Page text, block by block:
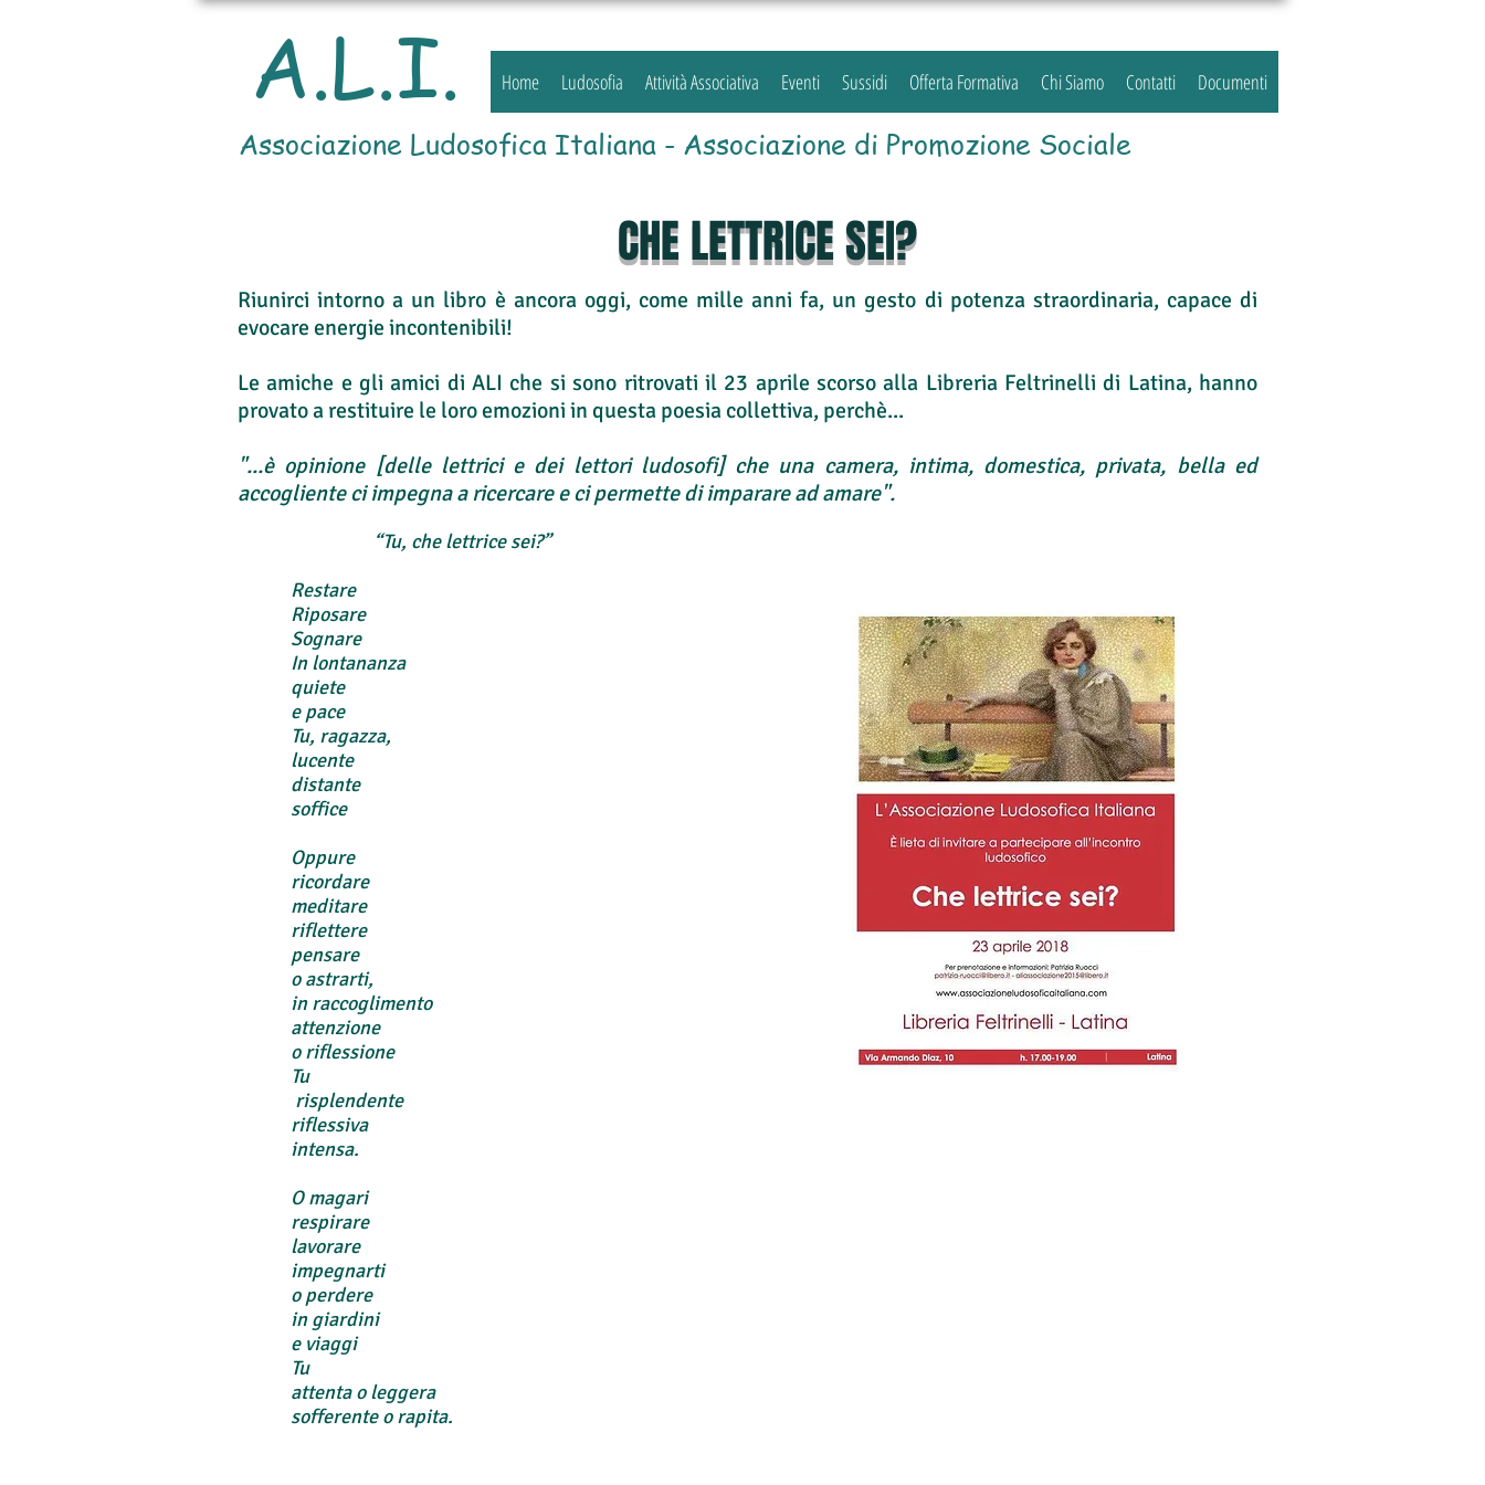
A.L.I.
Associazione Ludosofica Italiana - Associazione di Promozione Sociale
Home Ludosofia Attività Associativa Eventi Sussidi Offerta Formativa Chi Siamo Contatti Documenti
CHE LETTRICE SEI?
Riunirci intorno a un libro è ancora oggi, come mille anni fa, un gesto di potenza straordinaria, capace di
evocare energie incontenibili!
Le amiche e gli amici di ALI che si sono ritrovati il 23 aprile scorso alla Libreria Feltrinelli di Latina, hanno
provato a restituire le loro emozioni in questa poesia collettiva, perchè...
"...è opinione [delle lettrici e dei lettori ludosofi] che una camera, intima, domestica, privata, bella ed
accogliente ci impegna a ricercare e ci permette di imparare ad amare".
“Tu, che lettrice sei?”
Restare
Riposare
Sognare
In lontananza
quiete
e pace
Tu, ragazza,
lucente
distante
soffice
Oppure
ricordare
meditare
riflettere
pensare
o astrarti,
in raccoglimento
attenzione
o riflessione
Tu
risplendente
riflessiva
intensa.
O magari
respirare
lavorare
impegnarti
o perdere
in giardini
e viaggi
Tu
attenta o leggera
sofferente o rapita.